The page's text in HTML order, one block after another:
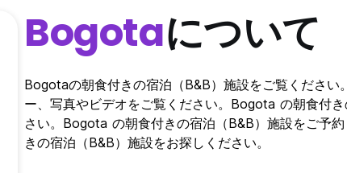
Bogotaについて
Bogotaの朝食付きの宿泊（B&B）施設をご覧くださ
ー、写真やビデオをご覧ください。Bogota の朝食付
さい。Bogota の朝食付きの宿泊（B&B）施設をご予
きの宿泊（B&B）施設をお探しください。